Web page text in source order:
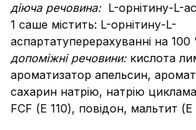
діюча речовина: L-орнітину-L-
1 саше містить: L-орнітину-L-
аспартатуперерахуванні на
допоміжні речовини: кислота
ароматизатор апельсин,
сахарин натрію, натрію
FCF (Е 110), повідон, мальтит (Е